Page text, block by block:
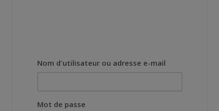
Nom d'utilisateur ou adresse e-mail
Mot de passe